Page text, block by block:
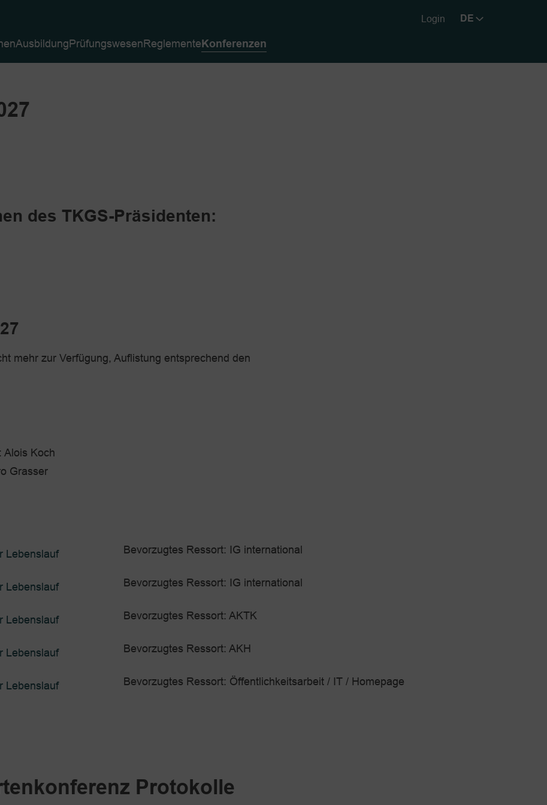
AusbildungPrüfungswesenReglementeKonferenzen
Login
des TKGS-Präsidenten:
mehr zur Verfügung, Auflistung entsprechend den
Alois Koch
Grasser
Lebenslauf Bevorzugtes Ressort: IG international
Lebenslauf Bevorzugtes Ressort: IG international
Lebenslauf Bevorzugtes Ressort: AKTK
Lebenslauf Bevorzugtes Ressort: AKH
Lebenslauf Bevorzugtes Ressort: Öffentlichkeitsarbeit / IT / Homepage
Protokolle